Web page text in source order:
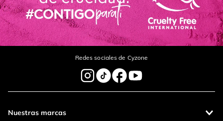
Dirección de email
Redes sociales de Cyzone
Nuestras marcas